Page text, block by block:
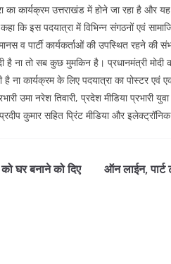
का कार्यक्रम उत्तराखंड में होने जा रहा है और
कि इस पदयात्रा में विभिन्न संगठनों एवं
व पार्टी कार्यकर्ताओं की उपस्थित रहने की
ना तो सब कुछ मुमकिन है। प्रधानमंत्री मोदी
कार्यक्रम के लिए पदयात्रा का पोस्टर एवं
उमा नरेश तिवारी, प्रदेश मीडिया प्रभारी
कुमार सहित प्रिंट मीडिया और
घर बनाने को दिए
ऑन लाईन,